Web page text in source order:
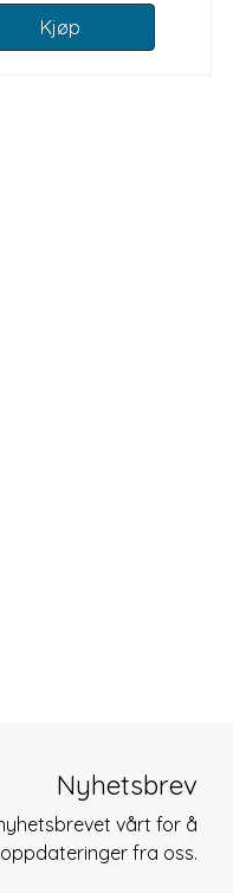
Kjøp
Nyhetsbrev
vårt for å
fra oss.